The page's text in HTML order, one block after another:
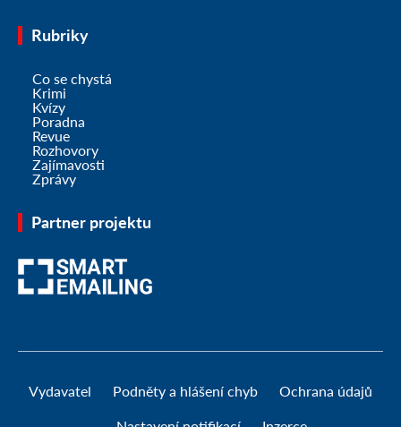
Rubriky
Co se chystá
Krimi
Kvízy
Poradna
Revue
Rozhovory
Zajímavosti
Zprávy
Partner projektu
Vydavatel Podněty a hlášení chyb Ochrana údajů